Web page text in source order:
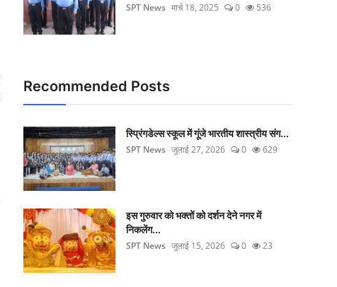
SPT News मार्च 18, 2025 0 536
Recommended Posts
स्प्रिंगडेल्स स्कूल में गूंजे भारतीय शास्त्रीय संग...
SPT News जुलाई 27, 2026 0 629
इस गुरुवार को भक्तों को दर्शन देने नगर में
निकलेंग...
SPT News जुलाई 15, 2026 0 23